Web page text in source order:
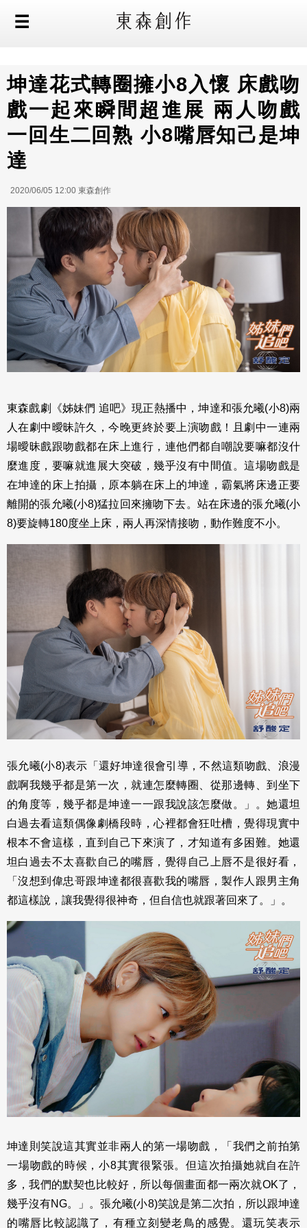
坤達花式轉圈擁小8入懷 床戲吻
戲一起來瞬間超進展 兩人吻戲
一回生二回熟 小8嘴唇知己是坤
達
2020/06/05 12:00 東森創作
東森戲劇《姊妹們 追吧》現正熱播中，坤達和張允曦(小8)兩
人在劇中曖昧許久，今晚更終於要上演吻戲！且劇中一連兩
場曖昧戲跟吻戲都在床上進行，連他們都自嘲說要嘛都沒什
麼進度，要嘛就進展大突破，幾乎沒有中間值。這場吻戲是
在坤達的床上拍攝，原本躺在床上的坤達，霸氣將床邊正要
離開的張允曦(小8)猛拉回來擁吻下去。站在床邊的張允曦(小
8)要旋轉180度坐上床，兩人再深情接吻，動作難度不小。
張允曦(小8)表示「還好坤達很會引導，不然這類吻戲、浪漫
戲啊我幾乎都是第一次，就連怎麼轉圈、從那邊轉、到坐下
的角度等，幾乎都是坤達一一跟我說該怎麼做。」。她還坦
白過去看這類偶像劇橋段時，心裡都會狂吐槽，覺得現實中
根本不會這樣，直到自己下來演了，才知道有多困難。她還
坦白過去不太喜歡自己的嘴唇，覺得自己上唇不是很好看，
「沒想到偉忠哥跟坤達都很喜歡我的嘴唇，製作人跟男主角
都這樣說，讓我覺得很神奇，但自信也就跟著回來了。」。
坤達則笑說這其實並非兩人的第一場吻戲，「我們之前拍第
一場吻戲的時候，小8其實很緊張。但這次拍攝她就自在許
多，我們的默契也比較好，所以每個畫面都一兩次就OK了，
幾乎沒有NG。」。張允曦(小8)笑說是第二次拍，所以跟坤達
的嘴唇比較認識了，有種立刻變老鳥的感覺。還玩笑表示